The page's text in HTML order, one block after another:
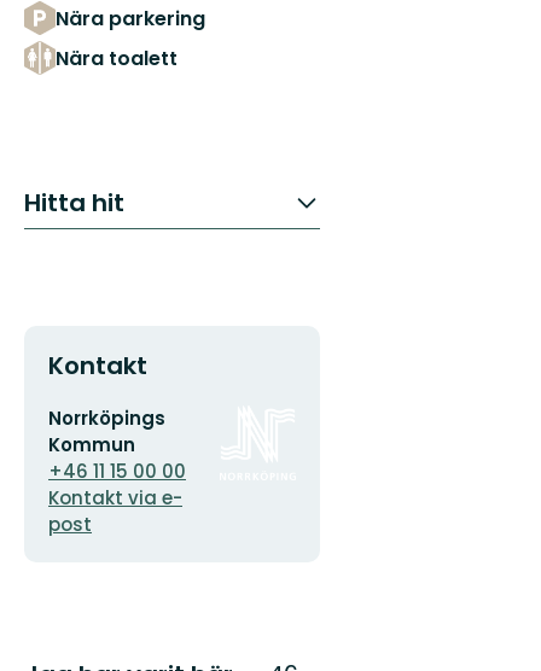
Nära parkering
Nära toalett
Hitta hit
Kontakt
E-
postadress
Norrköpings
Kommun
+46 11 15 00 00
Kontakt via e-
post